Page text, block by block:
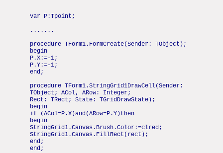
var P:Tpoint;
.......
procedure TForm1.FormCreate(Sender: TObject);
begin
P.X:=-1;
P.Y:=-1;
end;
procedure TForm1.StringGrid1DrawCell(Sender:
TObject; ACol, ARow: Integer;
Rect: TRect; State: TGridDrawState);
begin
if (ACol=P.X)and(ARow=P.Y)then
begin
StringGrid1.Canvas.Brush.Color:=clred;
StringGrid1.Canvas.FillRect(rect);
end;
end;